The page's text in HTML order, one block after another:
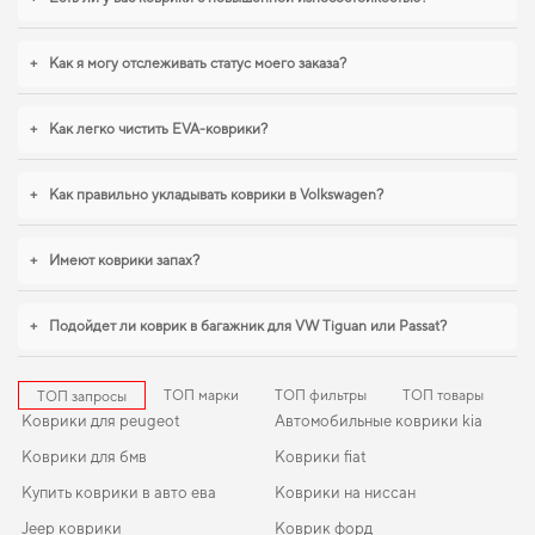
уход за автомобилем начинается с мелочей,купить коврики для volkswagen
особенно важна практичность,
коврики в салон для renault logan
коврики для ваз ig 2126
станут практичным решением на каждый день. С
рекомендовать продукцию, в надежности которой уверены.
+ Как я могу отслеживать статус моего заказа?
+ Как легко чистить EVA-коврики?
+ Как правильно укладывать коврики в Volkswagen?
+ Имеют коврики запах?
+ Подойдет ли коврик в багажник для VW Tiguan или Passat?
ТОП запросы ТОП марки ТОП фильтры ТОП товары
Коврики для peugeot
Коврики для бмв
Купить коврики в авто ева
Jeep коврики
Автомобильные коврики kia
Коврики fiat
Коврики на ниссан
Коврик форд